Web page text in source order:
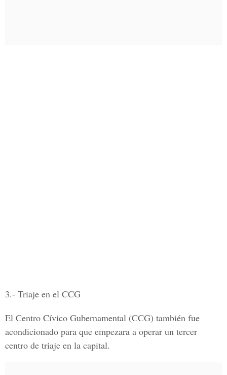
3.- Triaje en el CCG
El Centro Cívico Gubernamental (CCG) también fue
acondicionado para que empezara a operar un tercer
centro de triaje en la capital.